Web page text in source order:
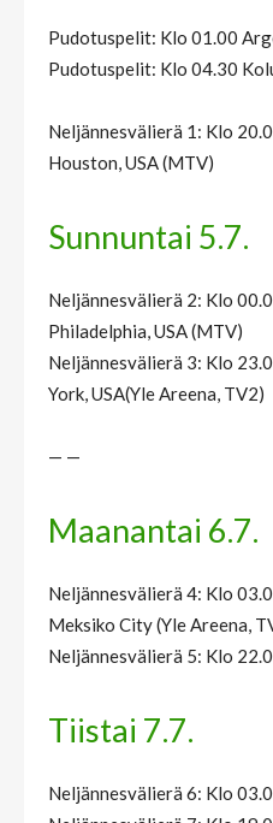
Pudotuspelit: Klo 01.00
Pudotuspelit: Klo 04.30
Neljännesvälierä 1: Klo
Houston, USA (MTV)
Sunnuntai 5.7.
Neljännesvälierä 2: Klo
Philadelphia, USA (MTV)
Neljännesvälierä 3: Klo
York, USA(Yle Areena, TV2)
— —
Maanantai 6.7.
Neljännesvälierä 4: Klo
Meksiko City (Yle Areena,
Neljännesvälierä 5: Klo
Tiistai 7.7.
Neljännesvälierä 6: Klo